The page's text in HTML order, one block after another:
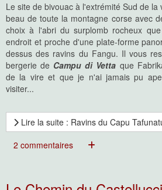
Le site de bivouac à l'extrémité Sud de
beau de toute la montagne corse avec
choix à l'abri du surplomb rocheux
endroit et proche d'une plate-forme
dessus des ravins du Fangu. Il vous
bergerie de Campu di Vetta que
de la vire et que je n'ai jamais pu
visiter...
Lire la suite : Ravins du Capu
2 commentaires